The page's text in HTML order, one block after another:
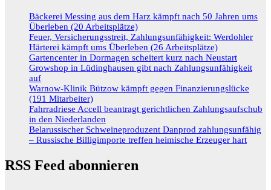
Bäckerei Messing aus dem Harz kämpft nach 50 Jahren ums
Überleben (20 Arbeitsplätze)
Feuer, Versicherungsstreit, Zahlungsunfähigkeit: Werdohler
Härterei kämpft ums Überleben (26 Arbeitsplätze)
Gartencenter in Dormagen scheitert kurz nach Neustart
Growshop in Lüdinghausen gibt nach Zahlungsunfähigkeit
auf
Warnow-Klinik Bützow kämpft gegen Finanzierungslücke
(191 Mitarbeiter)
Fahrradriese Accell beantragt gerichtlichen Zahlungsaufschub
in den Niederlanden
Belarussischer Schweineproduzent Danprod zahlungsunfähig
– Russische Billigimporte treffen heimische Erzeuger hart
RSS Feed abonnieren